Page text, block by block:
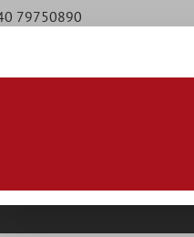
79750890